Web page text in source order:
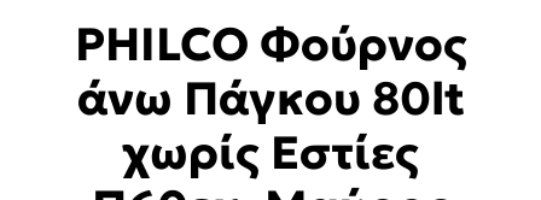
PHILCO Φούρνος
άνω Πάγκου 80lt
χωρίς Εστίες